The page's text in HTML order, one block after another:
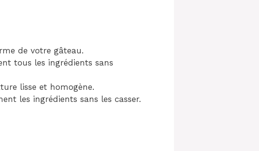
de votre gâteau.
tous les ingrédients sans
lisse et homogène.
les ingrédients sans les casser.